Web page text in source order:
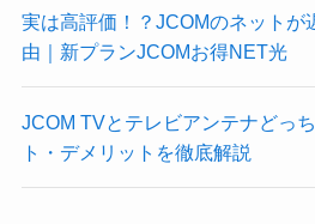
実は高評価！？JCOMのネットが
由｜新プランJCOMお得NET光
JCOM TVとテレビアンテナどっ
ト・デメリットを徹底解説